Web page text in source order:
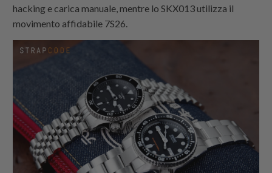
hacking e carica manuale, mentre lo SKX013 utilizza il
movimento affidabile 7S26.